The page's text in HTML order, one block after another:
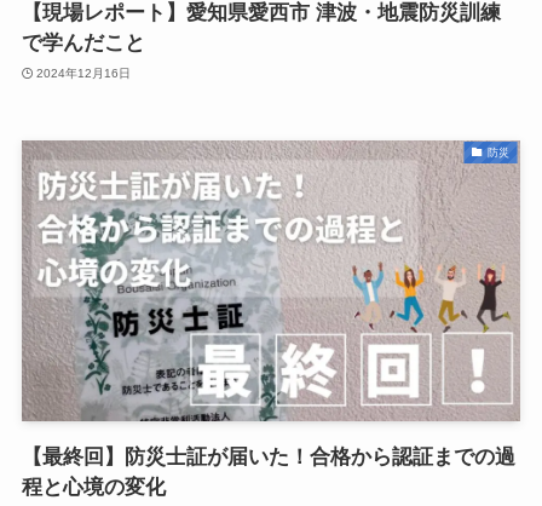
【現場レポート】愛知県愛西市 津波・地震防災訓練
で学んだこと
2024年12月16日
防災
【最終回】防災士証が届いた！合格から認証までの過
程と心境の変化